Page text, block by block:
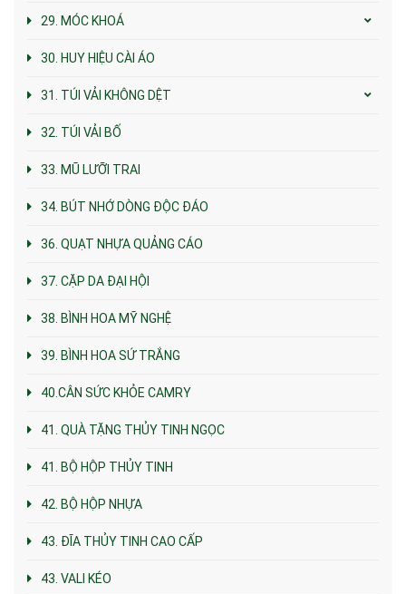
29. MÓC KHOÁ
30. HUY HIỆU CÀI ÁO
31. TÚI VẢI KHÔNG DỆT
32. TÚI VẢI BỐ
33. MŨ LƯỠI TRAI
34. BÚT NHỚ DÒNG ĐỘC ĐÁO
36. QUẠT NHỰA QUẢNG CÁO
37. CẶP DA ĐẠI HỘI
38. BÌNH HOA MỸ NGHỆ
39. BÌNH HOA SỨ TRẮNG
40.CÂN SỨC KHỎE CAMRY
41. QUÀ TẶNG THỦY TINH NGỌC
41. BỘ HỘP THỦY TINH
42. BỘ HỘP NHỰA
43. ĐĨA THỦY TINH CAO CẤP
43. VALI KÉO